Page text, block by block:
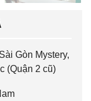
Gòn Mystery,
(Quận 2 cũ)